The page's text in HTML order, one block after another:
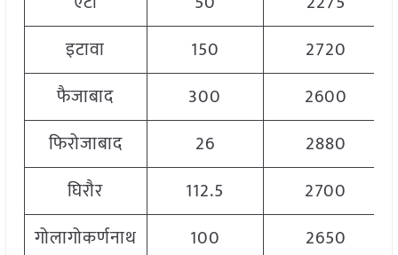
इटावा
150
2720
फैजाबाद
300
2600
फिरोजाबाद
26
2880
घिरौर
112.5
2700
गोलागोकर्णनाथ
100
2650